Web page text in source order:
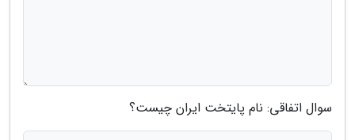
سوال اتفاقی: نام پایتخت ایران چیست؟